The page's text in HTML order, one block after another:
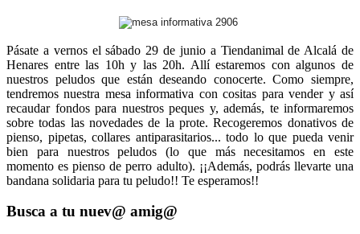
Pásate a vernos el sábado 29 de junio a Tiendanimal de Alcalá de
Henares entre las 10h y las 20h. Allí estaremos con algunos de
nuestros peludos que están deseando conocerte. Como siempre,
tendremos nuestra mesa informativa con cositas para vender y así
recaudar fondos para nuestros peques y, además, te informaremos
sobre todas las novedades de la prote. Recogeremos donativos de
pienso, pipetas, collares antiparasitarios... todo lo que pueda venir
bien para nuestros peludos (lo que más necesitamos en este
momento es pienso de perro adulto). ¡¡Además, podrás llevarte una
bandana solidaria para tu peludo!! Te esperamos!!
Busca a tu nuev@ amig@